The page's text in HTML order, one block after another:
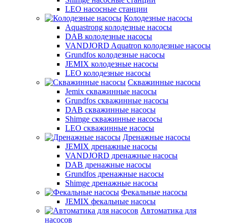
LEO насосные станции
Колодезные насосы
Aquastrong колодезные насосы
DAB колодезные насосы
VANDJORD Aquatron колодезные насосы
Grundfos колодезные насосы
JEMIX колодезные насосы
LEO колодезные насосы
Скважинные насосы
Jemix cкважинные насосы
Grundfos скважинные насосы
DAB скважинные насосы
Shimge скважинные насосы
LEO скважинные насосы
Дренажные насосы
JEMIX дренажные насосы
VANDJORD дренажные насосы
DAB дренажные насосы
Grundfos дренажные насосы
Shimge дренажные насосы
Фекальные насосы
JEMIX фекальные насосы
Автоматика для
насосов